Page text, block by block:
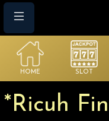
HOME SLOT
*Ricuh